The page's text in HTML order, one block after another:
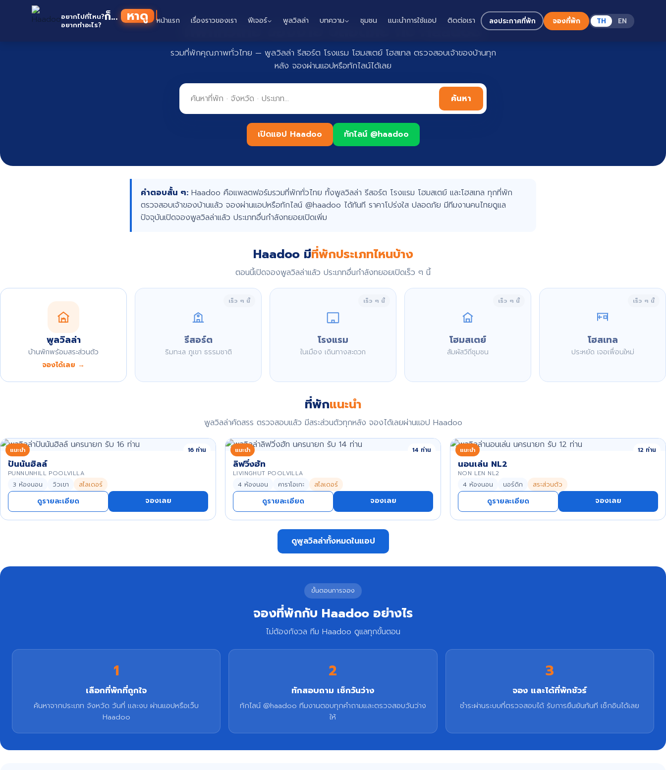
อยากไปที่ไหน?
อยากทำอะไร?
ก็... หาดู หน้าแรก เรื่องราวของเรา ฟีเจอร์ พูลวิลล่า บทความ ชุมชน แนะนำการใช้แอป ติดต่อเรา ลงประกาศที่พัก จองที่พัก TH EN
ที่พักทั่วไทย จองง่าย ปลอดภัย กับ Haadoo
รวมที่พักคุณภาพทั่วไทย — พูลวิลล่า รีสอร์ต โรงแรม โฮมสเตย์ โฮสเทล ตรวจสอบเจ้าของบ้านทุก
หลัง จองผ่านแอปหรือทักไลน์ได้เลย
ค้นหา
เปิดแอป Haadoo ทักไลน์ @haadoo
คำตอบสั้น ๆ: Haadoo คือแพลตฟอร์มรวมที่พักทั่วไทย ทั้งพูลวิลล่า รีสอร์ต โรงแรม โฮมสเตย์ และโฮสเทล ทุกที่พัก
ตรวจสอบเจ้าของบ้านแล้ว จองผ่านแอปหรือทักไลน์ @haadoo ได้ทันที ราคาโปร่งใส ปลอดภัย มีทีมงานคนไทยดูแล
ปัจจุบันเปิดจองพูลวิลล่าแล้ว ประเภทอื่นกำลังทยอยเปิดเพิ่ม
Haadoo มีที่พักประเภทไหนบ้าง
ตอนนี้เปิดจองพูลวิลล่าแล้ว ประเภทอื่นกำลังทยอยเปิดเร็ว ๆ นี้
พูลวิลล่า
บ้านพักพร้อมสระส่วนตัว
จองได้เลย →
เร็ว ๆ นี้
รีสอร์ต
ริมทะเล ภูเขา ธรรมชาติ
เร็ว ๆ นี้
โรงแรม
ในเมือง เดินทางสะดวก
เร็ว ๆ นี้
โฮมสเตย์
สัมผัสวิถีชุมชน
เร็ว ๆ นี้
โฮสเทล
ประหยัด เจอเพื่อนใหม่
ที่พักแนะนำ
พูลวิลล่าคัดสรร ตรวจสอบแล้ว มีสระส่วนตัวทุกหลัง จองได้เลยผ่านแอป Haadoo
แนะนำ 16 ท่าน
ปันนันฮิลล์
PUNNUNHILL POOLVILLA
3 ห้องนอน วิวเขา สไลเดอร์
ดูรายละเอียด จองเลย
แนะนำ 14 ท่าน
ลิฟวิ่งฮัท
LIVINGHUT POOLVILLA
4 ห้องนอน คาราโอเกะ สไลเดอร์
ดูรายละเอียด จองเลย
แนะนำ 12 ท่าน
นอนเล่น NL2
NON LEN NL2
4 ห้องนอน นอร์ดิก สระส่วนตัว
ดูรายละเอียด จองเลย
ดูพูลวิลล่าทั้งหมดในแอป
ขั้นตอนการจอง
จองที่พักกับ Haadoo อย่างไร
ไม่ต้องกังวล ทีม Haadoo ดูแลทุกขั้นตอน
1
เลือกที่พักที่ถูกใจ
ค้นหาจากประเภท จังหวัด วันที่ และงบ ผ่านแอปหรือเว็บ
Haadoo
2
ทักสอบถาม เช็กวันว่าง
ทักไลน์ @haadoo ทีมงานตอบทุกคำถามและตรวจสอบวันว่าง
ให้
3
จอง และได้ที่พักชัวร์
ชำระผ่านระบบที่ตรวจสอบได้ รับการยืนยันทันที เช็กอินได้เลย